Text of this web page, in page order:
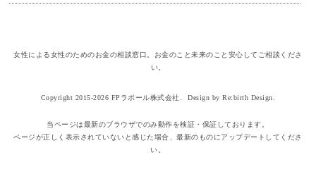
女性による女性のためのお金の相談窓口。お金のこと未来のこと安心してご相談くださ
い。
Copyright 2015-2026 FPラポール株式会社. Design by Re:birth Design.
当ページは最新のブラウザでのみ動作を検証・保証しております。
ページが正しく表示されていないと感じた場合、最新のものにアップデートしてくださ
い。